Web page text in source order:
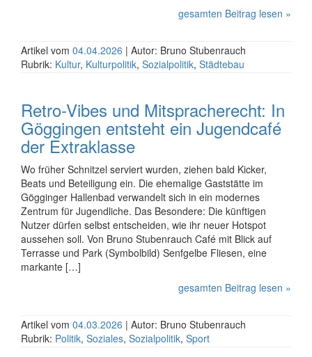
gesamten Beitrag lesen »
Artikel vom 04.04.2026 | Autor: Bruno Stubenrauch
Rubrik: Kultur, Kulturpolitik, Sozialpolitik, Städtebau
Retro-Vibes und Mitspracherecht: In
Göggingen entsteht ein Jugendcafé
der Extraklasse
Wo früher Schnitzel serviert wurden, ziehen bald Kicker,
Beats und Beteiligung ein. Die ehemalige Gaststätte im
Gögginger Hallenbad verwandelt sich in ein modernes
Zentrum für Jugendliche. Das Besondere: Die künftigen
Nutzer dürfen selbst entscheiden, wie ihr neuer Hotspot
aussehen soll. Von Bruno Stubenrauch Café mit Blick auf
Terrasse und Park (Symbolbild) Senfgelbe Fliesen, eine
markante […]
gesamten Beitrag lesen »
Artikel vom 04.03.2026 | Autor: Bruno Stubenrauch
Rubrik: Politik, Soziales, Sozialpolitik, Sport